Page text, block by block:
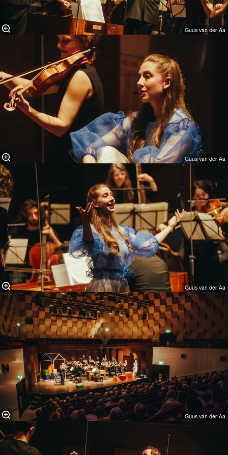
Guus van der Aa
Guus van der Aa
Guus van der Aa
Guus van der Aa